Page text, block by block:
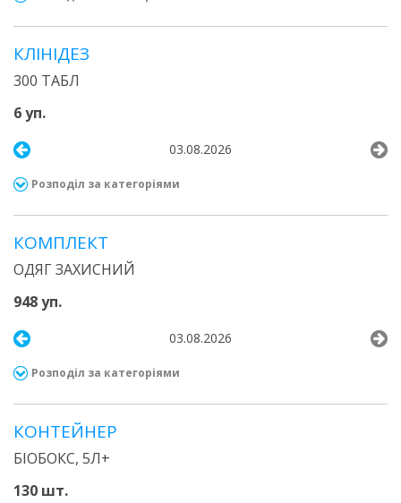
КЛІНІДЕЗ
300 ТАБЛ
6 уп.
03.08.2026
Розподіл за категоріями
КОМПЛЕКТ
ОДЯГ ЗАХИСНИЙ
948 уп.
03.08.2026
Розподіл за категоріями
КОНТЕЙНЕР
БІОБОКС, 5Л+
130 шт.